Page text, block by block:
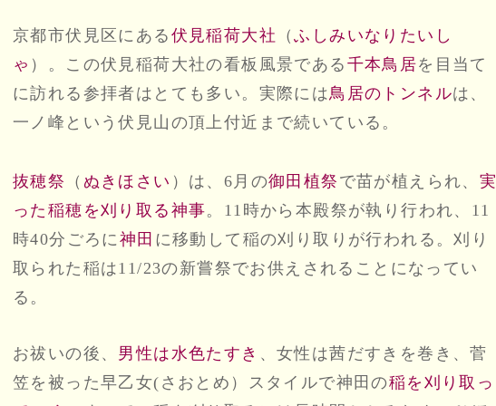
京都市伏見区にある 伏見稲荷大社 （ふしみいなりたいし
ゃ ）。この伏見稲荷大社の看板風景である 千本鳥居を目当て
に訪れる参拝者はとても多い。実際には鳥居のトンネルは、
一ノ峰という伏見山の頂上付近まで続いている。
抜穂祭 （ ぬきほさい ）は、6月の御田植祭 で苗が植えられ、 実
った稲穂を刈り取る神事。11時から本殿祭が執り行われ、11
時40分ごろに神田 に移動して稲の刈り取りが行われる。刈り
取られた稲は11/23の新嘗祭でお供えされることになってい
る。
お祓いの後、 男性は水色たすき 、女性は茜だすきを巻き、菅
笠を被った早乙女(さおとめ）スタイルで神田の稲を刈り取っ